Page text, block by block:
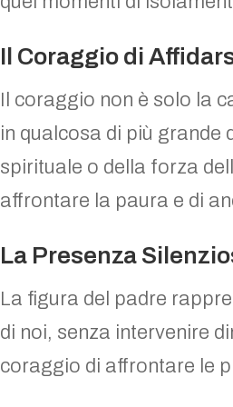
Il Coraggio di
Il coraggio non è solo la
in qualcosa di più grande
spirituale o della forza
affrontare la paura e di
La Presenza
La figura del padre
di noi, senza intervenire
coraggio di affrontare le